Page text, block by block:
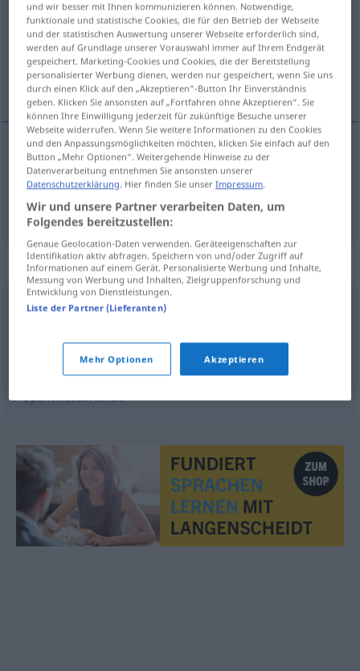
Übersicht aller Übersetzungen
(Für mehr Details die Übersetzung anklicken/antippen)
решење, раствор
решење Lösung
раствор Lösung CHEM
Synonyme für "Lösung"
Auflösung Antwort
© OpenThesaurus.de
und wir besser mit Ihnen kommunizieren können. Notwendige,
funktionale und statistische Cookies, die für den Betrieb der Webseite
und der statistischen Auswertung unserer Webseite erforderlich sind,
werden auf Grundlage unserer Vorauswahl immer auf Ihrem Endgerät
gespeichert. Marketing-Cookies und Cookies, die der Bereitstellung
personalisierter Werbung dienen, werden nur gespeichert, wenn Sie uns
durch einen Klick auf den „Akzeptieren“-Button Ihr Einverständnis
geben. Klicken Sie ansonsten auf „Fortfahren ohne Akzeptieren“. Sie
können Ihre Einwilligung jederzeit für zukünftige Besuche unserer
Webseite widerrufen. Wenn Sie weitere Informationen zu den Cookies
und den Anpassungsmöglichkeiten möchten, klicken Sie einfach auf den
Button „Mehr Optionen“. Weitergehende Hinweise zu der
Datenverarbeitung entnehmen Sie ansonsten unserer
Datenschutzerklärung. Hier finden Sie unserImpressum.
Wir und unsere Partner verarbeiten Daten, um
Folgendes bereitzustellen:
Genaue Geolocation-Daten verwenden. Geräteeigenschaften zur
Identifikation aktiv abfragen. Speichern von und/oder Zugriff auf
Informationen auf einem Gerät. Personalisierte Werbung und Inhalte,
Messung von Werbung und Inhalten, Zielgruppenforschung und
Entwicklung von Dienstleistungen.
Liste der Partner (Lieferanten)
Mehr Optionen Akzeptieren